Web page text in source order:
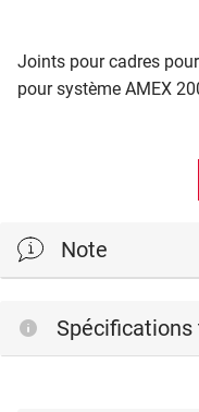
Joints pour cadres
pour système AMEX
Note
profils d'étanchéité en